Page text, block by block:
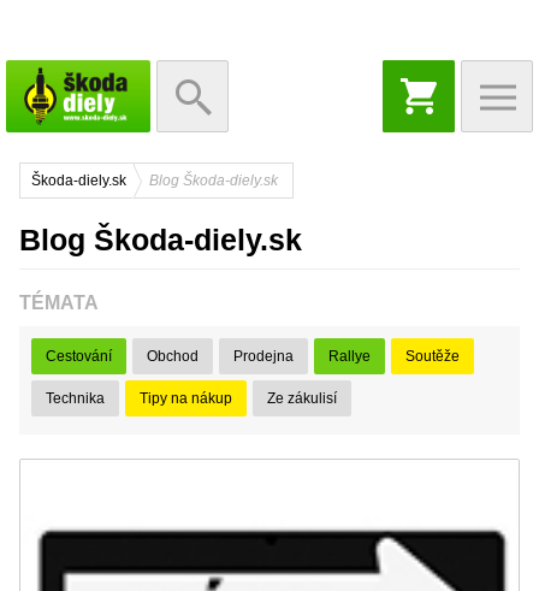
NÁKUPNÝ
KOŠÍK
Škoda-diely.sk Blog Škoda-diely.sk
Blog Škoda-diely.sk
TÉMATA
Cestování Obchod Prodejna Rallye Soutěže
Technika Tipy na nákup Ze zákulisí